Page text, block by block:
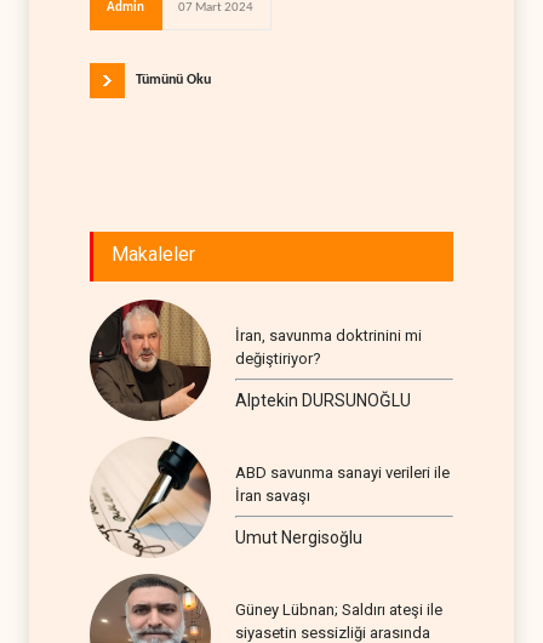
Admin 07 Mart 2024
Tümünü Oku
Makaleler
İran, savunma doktrinini mi
değiştiriyor?
Alptekin DURSUNOĞLU
ABD savunma sanayi verileri ile
İran savaşı
Umut Nergisoğlu
Güney Lübnan; Saldırı ateşi ile
siyasetin sessizliği arasında